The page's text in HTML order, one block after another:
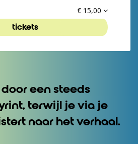
€ 15,00
tickets
een steeds
terwijl je via je
naar het verhaal.
Inzoomen